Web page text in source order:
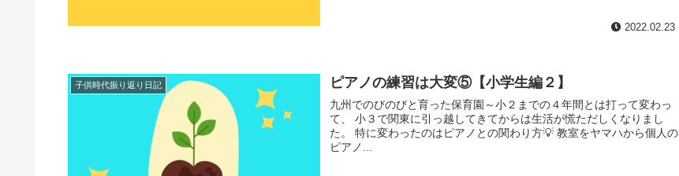
2022.02.23
子供時代振り返り日記 ピアノの練習は大変⑤【小学生編２】
九州でのびのびと育った保育園～小２までの４年間とは打って変わっ
て、 小３で関東に引っ越してきてからは生活が慌ただしくなりまし
た。 特に変わったのはピアノとの関わり方💡 教室をヤマハから個人の
ピアノ...